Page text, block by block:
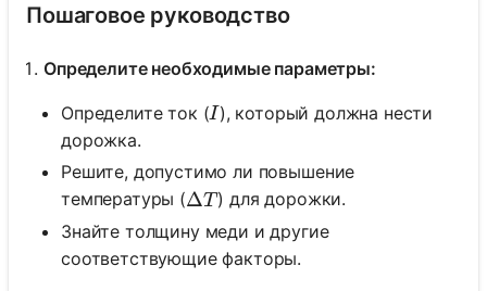
Пошаговое руководство
Определите необходимые параметры:
Определите ток (I
I), который должна нести
дорожка.
Решите, допустимо ли повышение
температуры (\Delta T
ΔT ) для дорожки.
Знайте толщину меди и другие
соответствующие факторы.